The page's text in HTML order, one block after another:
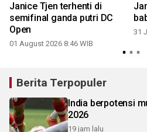
Janice Tjen terhenti di
semifinal ganda putri DC
Open
01 August 2026 8:46 WIB
31
Berita Terpopuler
India berpotensi
2026
19 jam lalu